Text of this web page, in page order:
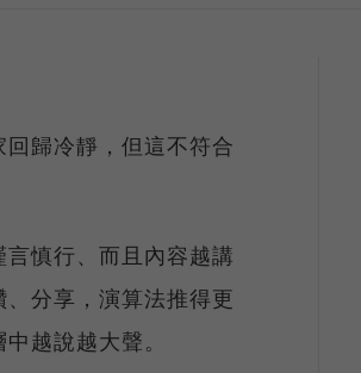
歸冷靜，但這不符合
慎行、而且內容越講
分享，演算法推得更
越說越大聲。